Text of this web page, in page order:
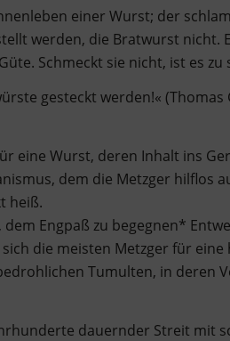
einer Wurst; der
werden, die Bratwurst
Schmeckt sie nicht, ist es
gesteckt werden!« (Thomas
eine Wurst, deren Inhalt ins
dem die Metzger hilflos
heiß.
Engpaß zu begegnen*
die meisten Metzger für
Tumulten, in deren
dauernder Streit mit